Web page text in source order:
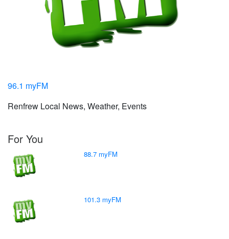
96.1 myFM
Renfrew Local News, Weather, Events
For You
88.7 myFM
101.3 myFM